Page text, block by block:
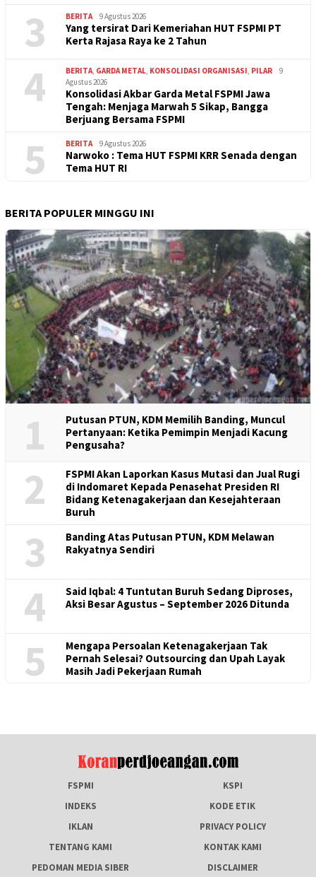
3 BERITA 9 Agustus 2026
Yang tersirat Dari Kemeriahan HUT FSPMI PT
Kerta Rajasa Raya ke 2 Tahun
4 BERITA, GARDA METAL, KONSOLIDASI ORGANISASI, PILAR
9
Agustus 2026
Konsolidasi Akbar Garda Metal FSPMI Jawa
Tengah: Menjaga Marwah 5 Sikap, Bangga
Berjuang Bersama FSPMI
5 BERITA 9 Agustus 2026
Narwoko : Tema HUT FSPMI KRR Senada dengan
Tema HUT RI
BERITA POPULER MINGGU INI
1
Putusan PTUN, KDM Memilih Banding, Muncul
Pertanyaan: Ketika Pemimpin Menjadi Kacung
Pengusaha?
2
FSPMI Akan Laporkan Kasus Mutasi dan Jual Rugi
di Indomaret Kepada Penasehat Presiden RI
Bidang Ketenagakerjaan dan Kesejahteraan
Buruh
3
Banding Atas Putusan PTUN, KDM Melawan
Rakyatnya Sendiri
4
Said Iqbal: 4 Tuntutan Buruh Sedang Diproses,
Aksi Besar Agustus – September 2026 Ditunda
5
Mengapa Persoalan Ketenagakerjaan Tak
Pernah Selesai? Outsourcing dan Upah Layak
Masih Jadi Pekerjaan Rumah
FSPMI
KSPI
INDEKS
KODE ETIK
IKLAN
PRIVACY POLICY
TENTANG KAMI
KONTAK KAMI
PEDOMAN MEDIA SIBER
DISCLAIMER